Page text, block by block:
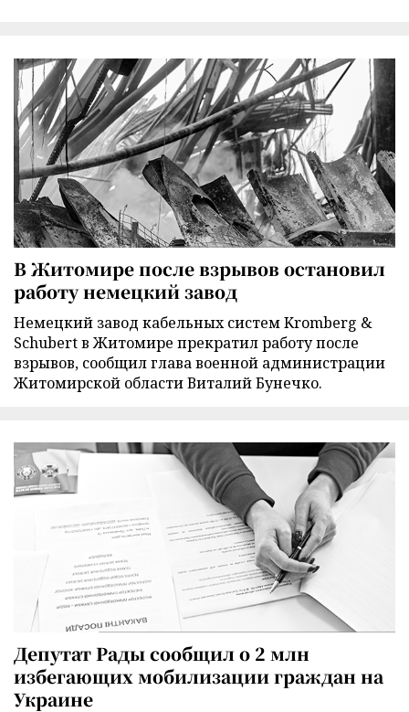
В Житомире после взрывов остановил
работу немецкий завод
Немецкий завод кабельных систем Kromberg &
Schubert в Житомире прекратил работу после
взрывов, сообщил глава военной администрации
Житомирской области Виталий Бунечко.
Депутат Рады сообщил о 2 млн
избегающих мобилизации граждан на
Украине